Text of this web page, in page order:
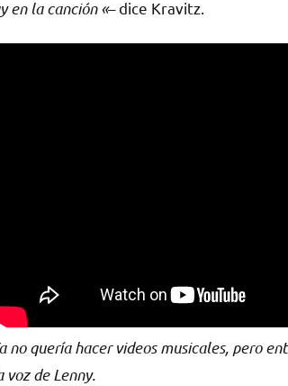
en la canción «– dice Kravitz.
no quería hacer videos musicales, pero
de Lenny.